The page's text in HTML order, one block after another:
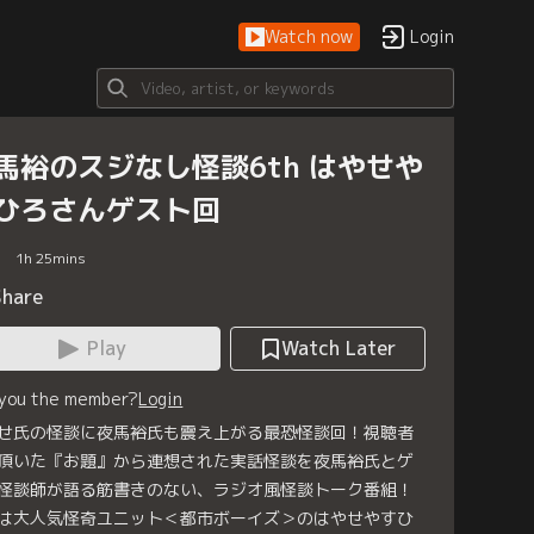
Watch now Login
裕のスジなし怪談6th はやせや
ろさんゲスト回
1h 25mins
Play
Watch Later
the member?Login
氏の怪談に夜馬裕氏も震え上がる最恐怪談回！視聴者
いた『お題』から連想された実話怪談を夜馬裕氏とゲ
談師が語る筋書きのない、ラジオ風怪談トーク番組！
大人気怪奇ユニット＜都市ボーイズ＞のはやせやすひ